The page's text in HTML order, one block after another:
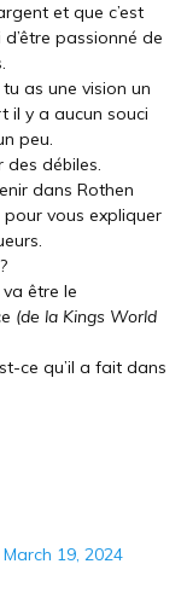
et que c’est
passionné de
as une vision un
il y a aucun souci
peu.
des débiles.
dans Rothen
pour vous expliquer
va être le
(de la Kings World
ce qu’il a fait dans
March 19, 2024